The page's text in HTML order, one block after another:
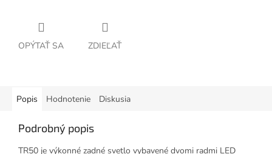
OPÝTAŤ SA ZDIEĽAŤ
Popis Hodnotenie Diskusia
Podrobný popis
TR50 je výkonné zadné svetlo vybavené dvomi radmi LED